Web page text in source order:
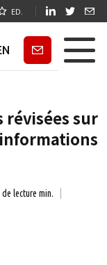
ED.
Newsletter
révisées sur
lecture min.